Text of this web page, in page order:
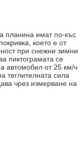
планина имат по-къс
което е от
при снежни зимни
пиктограмата се
автомобил от 25 км/ч
теглителната сила
чрез измерване на